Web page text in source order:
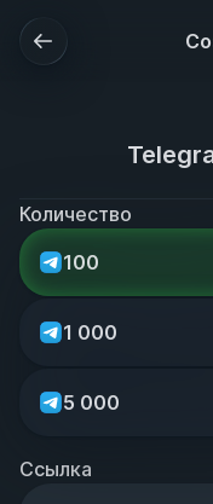
Количество
100
1 000
5 000
Ссылка